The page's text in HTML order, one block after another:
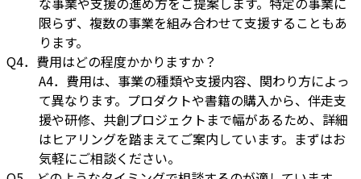
限らず、複数の事業を組み合わせて支援することもあ
ります。
Q4．費用はどの程度かかりますか？
A4．費用は、事業の種類や支援内容、関わり方によっ
て異なります。プロダクトや書籍の購入から、伴走支
援や研修、共創プロジェクトまで幅があるため、詳細
はヒアリングを踏まえてご案内しています。まずはお
気軽にご相談ください。